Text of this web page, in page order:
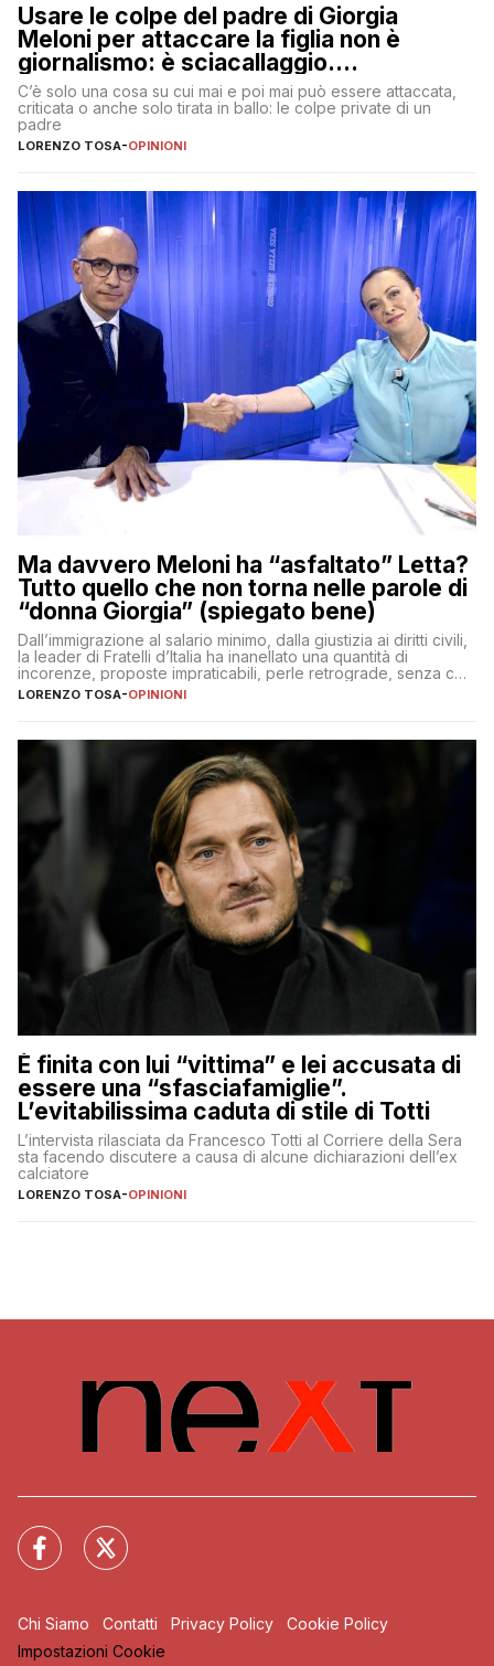
Usare le colpe del padre di Giorgia
Meloni per attaccare la figlia non è
giornalismo: è sciacallaggio.
Dimostriamo di essere diversi
C’è solo una cosa su cui mai e poi mai può essere attaccata,
criticata o anche solo tirata in ballo: le colpe private di un
padre
LORENZO TOSA-OPINIONI
Ma davvero Meloni ha “asfaltato” Letta?
Tutto quello che non torna nelle parole di
“donna Giorgia” (spiegato bene)
Dall’immigrazione al salario minimo, dalla giustizia ai diritti civili,
la leader di Fratelli d’Italia ha inanellato una quantità di
incorenze, proposte impraticabili, perle retrograde, senza che
nessuno – a destra come a sinistra – glielo abbia fatto notare
LORENZO TOSA-OPINIONI
È finita con lui “vittima” e lei accusata di
essere una “sfasciafamiglie”.
L’evitabilissima caduta di stile di Totti
L’intervista rilasciata da Francesco Totti al Corriere della Sera
sta facendo discutere a causa di alcune dichiarazioni dell’ex
calciatore
LORENZO TOSA-OPINIONI
Chi Siamo Contatti Privacy Policy
Cookie Policy
Impostazioni Cookie